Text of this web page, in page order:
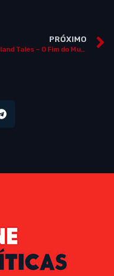
PRÓXIMO
Southland Tales – O Fim do Mundo (“Southland Tales”, EUA, 2006)